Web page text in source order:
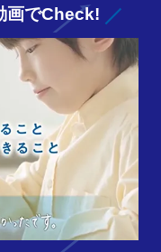
画でCheck!